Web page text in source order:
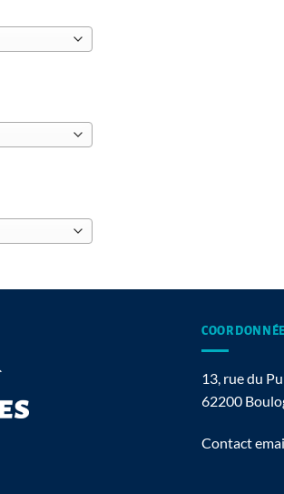
13, rue du
62200
Contact